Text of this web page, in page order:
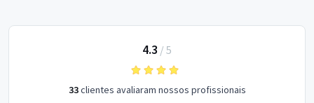
4.3 / 5
33clientes avaliaram nossos profissionais